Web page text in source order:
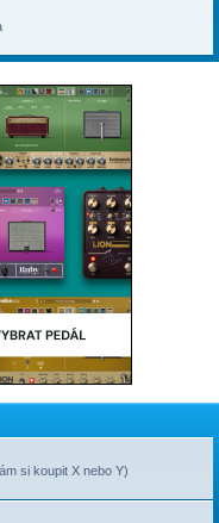
si koupit X nebo Y)